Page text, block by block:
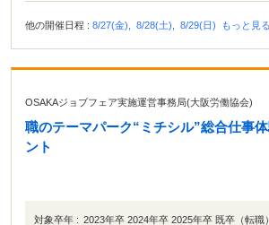
他の開催日程 : 8/27(金), 8/28(土), 8/29(日) もっと見る
OSAKAジョブフェア実施運営事務局(大阪労働協会)
職のテーマパーク“ミチシル”総合仕事
ント
対象卒年 : 2023年卒 2024年卒 2025年卒 既卒（転職）